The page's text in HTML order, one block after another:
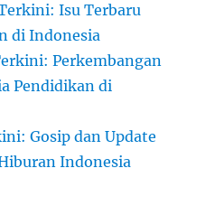
Isu Terbaru
di Indonesia
Perkembangan
Pendidikan di
Gosip dan Update
Indonesia